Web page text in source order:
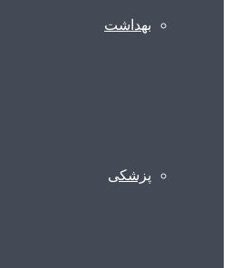
بهداشت
پزشکی